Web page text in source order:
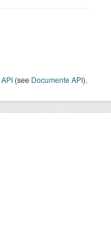
API (see Documente API).